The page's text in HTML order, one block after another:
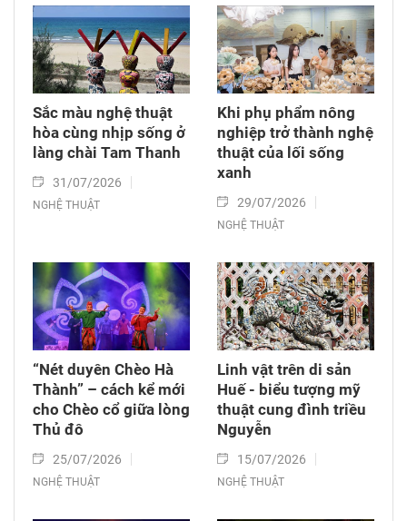
Sắc màu nghệ thuật
hòa cùng nhịp sống ở
làng chài Tam Thanh
31/07/2026
NGHỆ THUẬT
Khi phụ phẩm nông
nghiệp trở thành nghệ
thuật của lối sống
xanh
29/07/2026
NGHỆ THUẬT
“Nét duyên Chèo Hà
Thành” – cách kể mới
cho Chèo cổ giữa lòng
Thủ đô
25/07/2026
NGHỆ THUẬT
Linh vật trên di sản
Huế - biểu tượng mỹ
thuật cung đình triều
Nguyễn
15/07/2026
NGHỆ THUẬT